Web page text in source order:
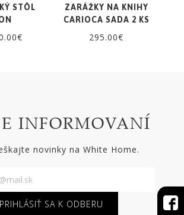
STÔL
ZARÁŽKY NA KNIHY
CARIOCA SADA 2 KS
295.00€
INFORMOVANÍ
novinky na White Home.
PRIHLÁSIŤ SA K ODBERU